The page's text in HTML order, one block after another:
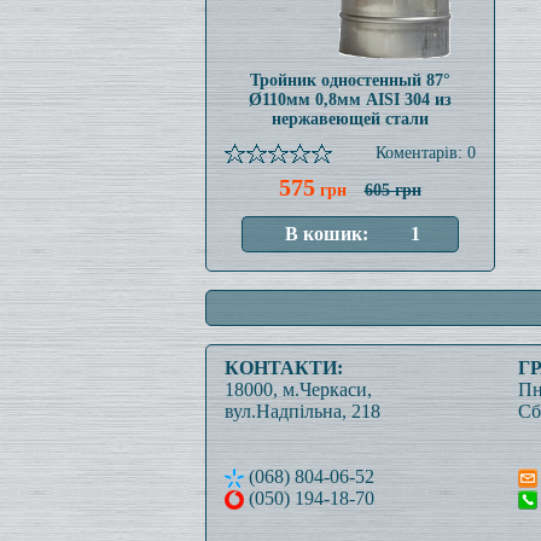
Тройник одностенный 87°
Ø110мм 0,8мм AISI 304 из
нержавеющей стали
Коментарів: 0
575грн 605 грн
КОНТАКТИ:
18000, м.Черкаси,
вул.Надпільна, 218
(068) 804-06-52
(050) 194-18-70